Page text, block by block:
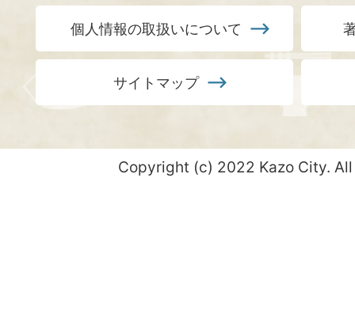
個人情報の取扱いについて
サイトマップ
Copyright (c) 2022 Kazo City.